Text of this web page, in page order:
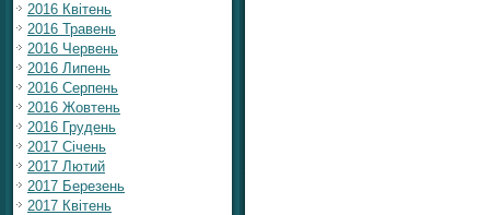
2016 Квітень
2016 Травень
2016 Червень
2016 Липень
2016 Серпень
2016 Жовтень
2016 Грудень
2017 Січень
2017 Лютий
2017 Березень
2017 Квітень